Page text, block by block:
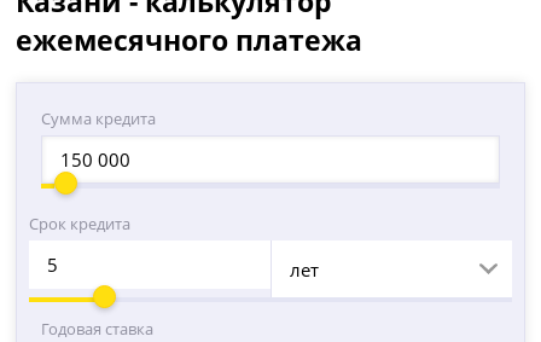
ежемесячного платежа
Сумма кредита
Срок кредита
лет
Годовая ставка